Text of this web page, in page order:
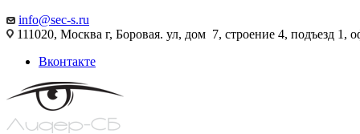
info@sec-s.ru
111020, Москва г, Боровая. ул, дом 7, строение 4, подъезд 1,
Вконтакте